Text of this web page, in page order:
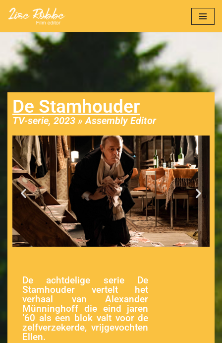
naar
de
inhoud
De Stamhouder
TV-serie, 2023 » Assembly Editor
De achtdelige serie De
Stamhouder vertelt het
verhaal van Alexander
Münninghoff die eind jaren
‘60 als een blok valt voor de
zelfverzekerde, vrijgevochten
Ellen.